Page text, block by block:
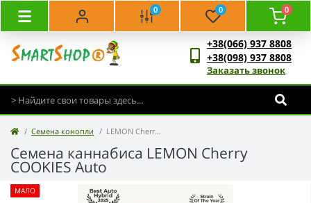
0 0 0
+38(066) 937 8808
+38(098) 937 8808
Заказать звонок
Семена конопли LEMON Cherry COOKIES Auto
Семена каннабиса LEMON Cherry
COOKIES Auto
МАЛО